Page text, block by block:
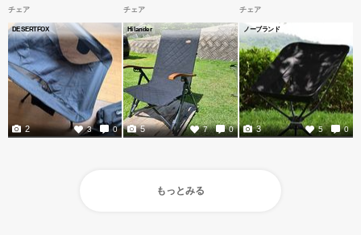
チェア
DESERTFOX
3 0
2
チェア
Hilander
7 0
5
チェア
ノーブランド
5 0
3
もっとみる